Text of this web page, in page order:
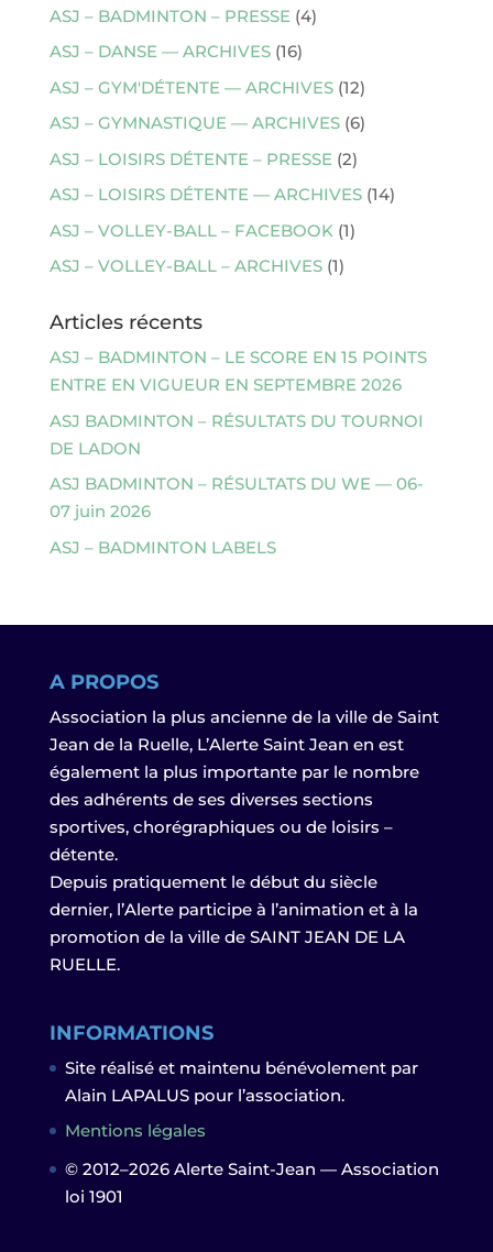
ASJ – BADMINTON – PRESSE (4)
ASJ – DANSE — ARCHIVES(16)
ASJ – GYM'DÉTENTE — ARCHIVES(12)
ASJ – GYMNASTIQUE — ARCHIVES(6)
ASJ – LOISIRS DÉTENTE – PRESSE (2)
ASJ – LOISIRS DÉTENTE — ARCHIVES(14)
ASJ – VOLLEY-BALL – FACEBOOK (1)
ASJ – VOLLEY-BALL – ARCHIVES(1)
Articles récents
ASJ – BADMINTON – LE SCORE EN 15 POINTS
ENTRE EN VIGUEUR EN SEPTEMBRE 2026
ASJ BADMINTON – RÉSULTATS DU TOURNOI
DE LADON
ASJ BADMINTON – RÉSULTATS DU WE — 06-
07 juin 2026
ASJ – BADMINTON LABELS
A PROPOS
Association la plus ancienne de la ville de Saint
Jean de la Ruelle, L’Alerte Saint Jean en est
également la plus importante par le nombre
des adhérents de ses diverses sections
sportives, chorégraphiques ou de loisirs –
détente.
Depuis pratiquement le début du siècle
dernier, l’Alerte participe à l’animation et à la
promotion de la ville de SAINT JEAN DE LA
RUELLE.
INFORMATIONS
Site réalisé et maintenu bénévolement par
Alain LAPALUS pour l’association.
Mentions légales
© 2012–2026 Alerte Saint-Jean — Association
loi 1901